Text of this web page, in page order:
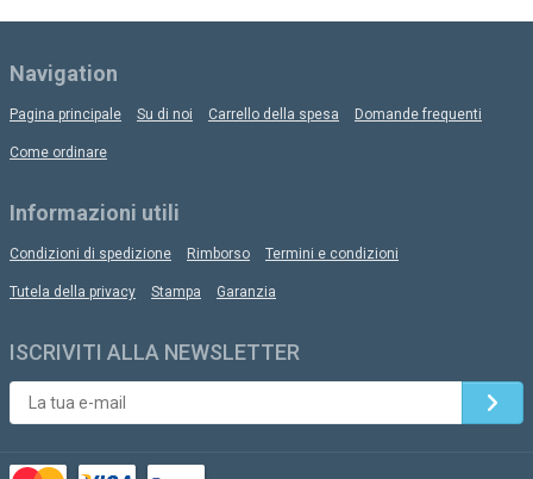
Navigation
Pagina principale Su di noi Carrello della spesa Domande frequenti
Come ordinare
Informazioni utili
Condizioni di spedizione Rimborso Termini e condizioni
Tutela della privacy Stampa Garanzia
ISCRIVITI ALLA NEWSLETTER